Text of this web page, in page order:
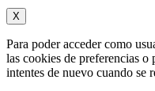
X
Para poder acceder como
las cookies de preferencias
intentes de nuevo cuando se